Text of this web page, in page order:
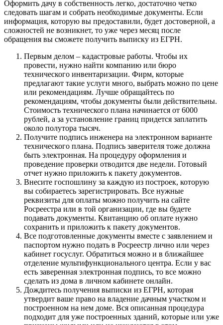
Оформить дачу в собственность легко, достаточно четко
следовать шагам и собрать необходимые документы. Если
информация, которую вы предоставили, будет достоверной, а
сложностей не возникнет, то уже через месяц после
обращения вы сможете получить выписку из ЕГРН.
Первым делом – кадастровые работы. Чтобы их
провести, нужно найти компанию или бюро
технического инвентаризации. Фирм, которые
предлагают такие услуги много, выбрать можно по цене
или рекомендациям. Лучше обращайтесь по
рекомендациям, чтобы документы были действительны.
Стоимость технического плана начинается от 6000
рублей, а за установление границ придется заплатить
около полутора тысяч.
Получите подпись инженера на электронном варианте
технического плана. Подпись заверителя тоже должна
быть электронная. На процедуру оформления и
проведение проверки отводится две недели. Готовый
отчет нужно приложить к пакету документов.
Внесите госпошлину за каждую из построек, которую
вы собираетесь зарегистрировать. Все нужные
реквизиты для оплаты можно получить на сайте
Росреестра или в той организации, где вы будете
подавать документы. Квитанцию об оплате нужно
сохранить и приложить к пакету документов.
Все подготовленные документы вместе с заявлением и
паспортом нужно подать в Росреестр лично или через
кабинет госуслуг. Обратиться можно и в ближайшее
отделение мультифункционального центра. Если у вас
есть заверенная электронная подпись, то все можно
сделать из дома в личном кабинете онлайн.
Дождитесь получения выписки из ЕГРН, которая
утвердит ваше право на владение дачным участком и
построенном на нем доме. Вся описанная процедура
подходит для уже построенных зданий, которые или уже